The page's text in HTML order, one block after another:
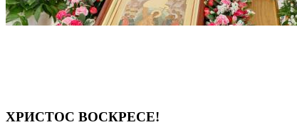
ХРИСТОС ВОСКРЕСЕ!